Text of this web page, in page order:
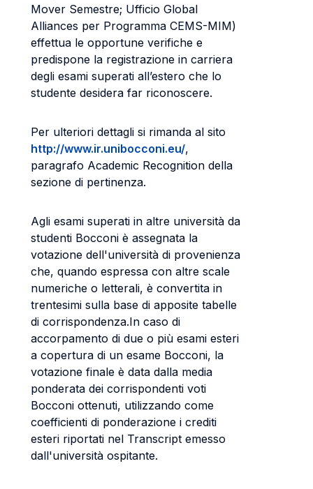
Mover Semestre; Ufficio Global
Alliances per Programma CEMS-MIM)
effettua le opportune verifiche e
predispone la registrazione in carriera
degli esami superati all’estero che lo
studente desidera far riconoscere.
Per ulteriori dettagli si rimanda al sito
http://www.ir.unibocconi.eu/,
paragrafo Academic Recognition della
sezione di pertinenza.
Agli esami superati in altre università da
studenti Bocconi è assegnata la
votazione dell'università di provenienza
che, quando espressa con altre scale
numeriche o letterali, è convertita in
trentesimi sulla base di apposite tabelle
di corrispondenza.In caso di
accorpamento di due o più esami esteri
a copertura di un esame Bocconi, la
votazione finale è data dalla media
ponderata dei corrispondenti voti
Bocconi ottenuti, utilizzando come
coefficienti di ponderazione i crediti
esteri riportati nel Transcript emesso
dall'università ospitante.